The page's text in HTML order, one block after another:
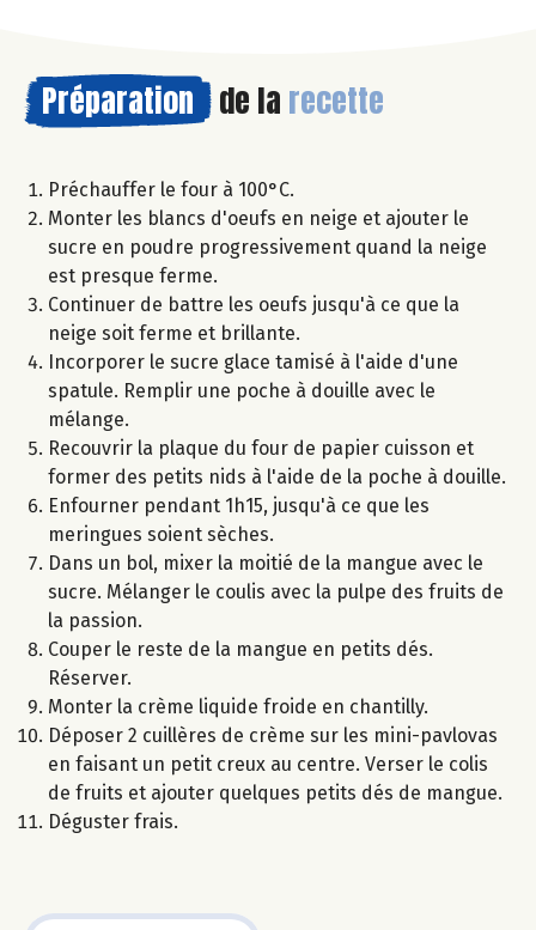
Préparation de la recette
Préchauffer le four à 100°C.
Monter les blancs d'oeufs en neige et ajouter le
sucre en poudre progressivement quand la neige
est presque ferme.
Continuer de battre les oeufs jusqu'à ce que la
neige soit ferme et brillante.
Incorporer le sucre glace tamisé à l'aide d'une
spatule. Remplir une poche à douille avec le
mélange.
Recouvrir la plaque du four de papier cuisson et
former des petits nids à l'aide de la poche à douille.
Enfourner pendant 1h15, jusqu'à ce que les
meringues soient sèches.
Dans un bol, mixer la moitié de la mangue avec le
sucre. Mélanger le coulis avec la pulpe des fruits de
la passion.
Couper le reste de la mangue en petits dés.
Réserver.
Monter la crème liquide froide en chantilly.
Déposer 2 cuillères de crème sur les mini-pavlovas
en faisant un petit creux au centre. Verser le colis
de fruits et ajouter quelques petits dés de mangue.
Déguster frais.